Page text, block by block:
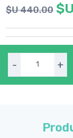
$U 440.00
- +